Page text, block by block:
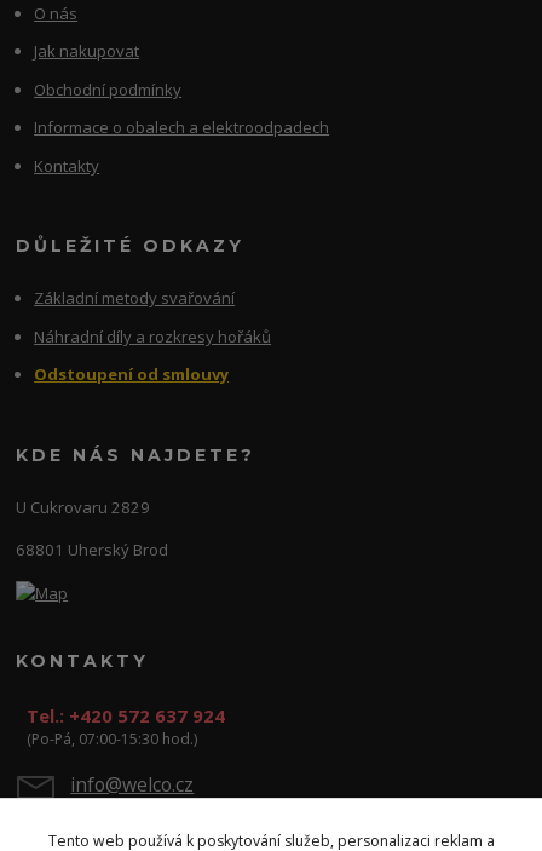
O nás
Jak nakupovat
Obchodní podmínky
Informace o obalech a elektroodpadech
Kontakty
DŮLEŽITÉ ODKAZY
Základní metody svařování
Náhradní díly a rozkresy hořáků
Odstoupení od smlouvy
KDE NÁS NAJDETE?
U Cukrovaru 2829
68801 Uherský Brod
KONTAKTY
Tel.: +420 572 637 924
(Po-Pá, 07:00-15:30 hod.)
info@welco.cz
Tento web používá k poskytování služeb, personalizaci reklam a